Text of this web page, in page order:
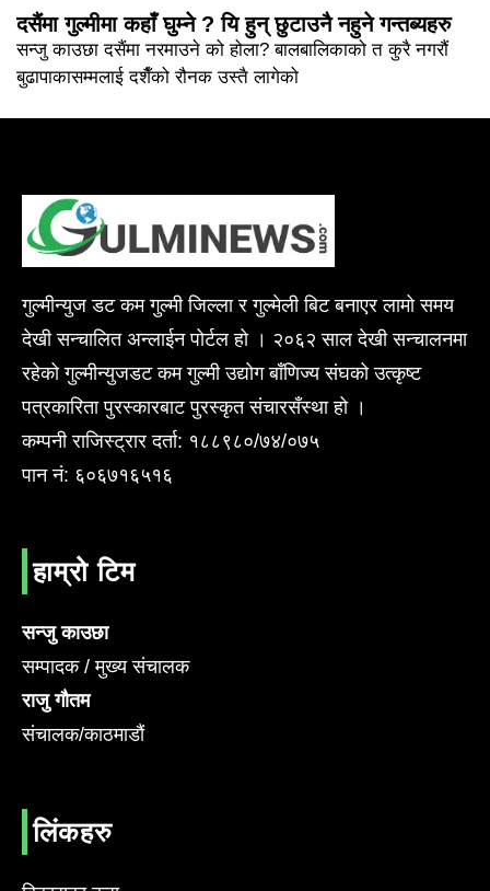
दसैंमा गुल्मीमा कहाँ घुम्ने ? यि हुन् छुटाउनै नहुने गन्तब्यहरु
सन्जु काउछा दसैंमा नरमाउने को होला? बालबालिकाको त कुरै नगरौं
बुढापाकासम्मलाई दशैँको रौनक उस्तै लागेको
गुल्मीन्युज डट कम गुल्मी जिल्ला र गुल्मेली बिट बनाएर लामो समय
देखी सन्चालित अन्लाईन पोर्टल हो । २०६२ साल देखी सन्चालनमा
रहेको गुल्मीन्युजडट कम गुल्मी उद्योग बाँणिज्य संघको उत्कृष्ट
पत्रकारिता पुरस्कारबाट पुरस्कृत संचारसँस्था हो ।
कम्पनी राजिस्ट्रार दर्ता: १८८९८०/७४/०७५
पान नं: ६०६७१६५१६
हाम्रो टिम
सन्जु काउछा
सम्पादक / मुख्य संचालक
राजु गौतम
संचालक/काठमाडौं
लिंकहरु